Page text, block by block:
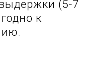
(5-7
к